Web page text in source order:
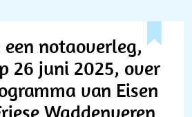
notaoverleg,
26 juni 2025, over
van Eisen
Waddenveren